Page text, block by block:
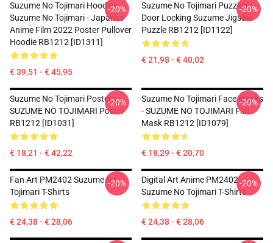
Suzume No Tojimari Hoodies -
Suzume No Tojimari - Japanse
Anime Film 2022 Poster Pullover
Hoodie RB1212 [ID1311]
€ 39,51 - € 45,95
-20%
Suzume No Tojimari Puzzles -
Door Locking Suzume Jigsaw
Puzzle RB1212 [ID1122]
€ 21,98 - € 40,02
-20%
Suzume No Tojimari Posters -
SUZUME NO TOJIMARI Poster
RB1212 [ID1031]
€ 18,21 - € 42,22
-20%
Suzume No Tojimari Face Masks
- SUZUME NO TOJIMARI Flat
Mask RB1212 [ID1079]
€ 18,29 - € 20,70
-20%
Fan Art PM2402 Suzume No
Tojimari T-Shirts
€ 24,38 - € 28,06
-20%
Digital Art Anime PM2402
Suzume No Tojimari T-Shirts
€ 24,38 - € 28,06
-20%